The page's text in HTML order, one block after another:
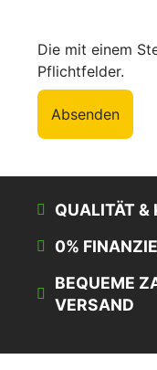
Die mit einem
Pflichtfelder.
Absenden
QUALITÄT &
0%
BEQUEME
VERSAND